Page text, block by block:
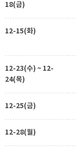
18(금)
12-15(화)
12-23(수) ~ 12-
24(목)
12-25(금)
12-28(월)